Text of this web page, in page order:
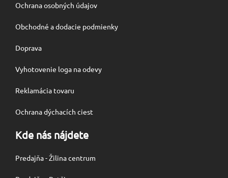
Ochrana osobných údajov
Obchodné a dodacie podmienky
Doprava
Vyhotovenie loga na odevy
Reklamácia tovaru
Ochrana dýchacích ciest
Kde nás nájdete
Predajňa - Žilina centrum